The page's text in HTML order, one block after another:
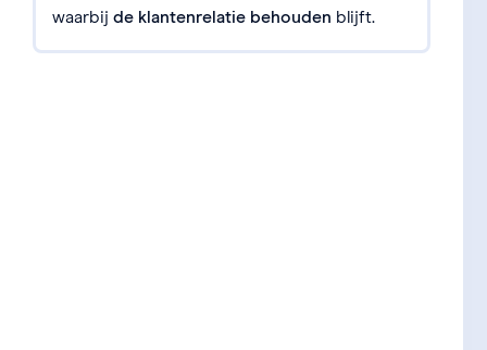
waarbij de klantenrelatie behouden blijft.